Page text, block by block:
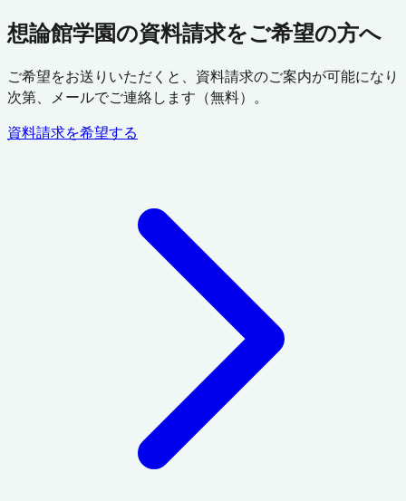
想論館学園の資料請求をご希望の方へ
ご希望をお送りいただくと、資料請求のご案内が可能になり
次第、メールでご連絡します（無料）。
資料請求を希望する